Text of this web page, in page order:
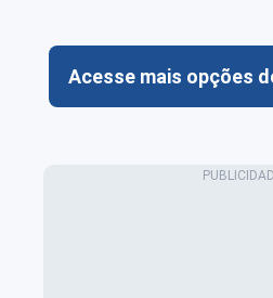
Acesse mais opções